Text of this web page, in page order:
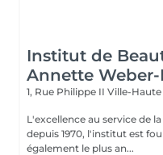
Institut de
Annette
1, Rue Philippe II Ville-
L'excellence au service de la beauté! Situé en
depuis 1970, l'institut est
également le plus an...